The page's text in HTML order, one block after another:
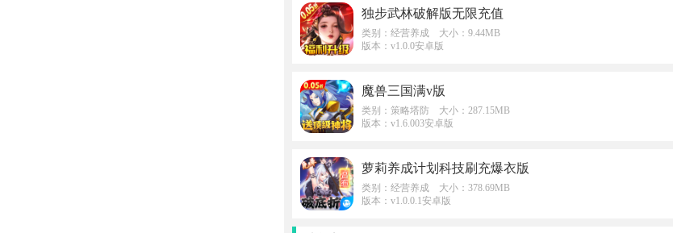
独步武林破解版无限充值
类别：经营养成 大小：9.44MB
版本：v1.0.0安卓版
魔兽三国满v版
类别：策略塔防 大小：287.15MB
版本：v1.6.003安卓版
萝莉养成计划科技刷充爆衣版
类别：经营养成 大小：378.69MB
版本：v1.0.0.1安卓版